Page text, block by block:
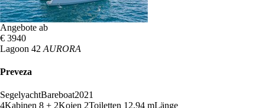
Angebote ab
€ 3940
Lagoon 42 AURORA
Preveza
SegelyachtBareboat2021
4Kabinen 8 + 2Kojen 2Toiletten 12,94 mLänge